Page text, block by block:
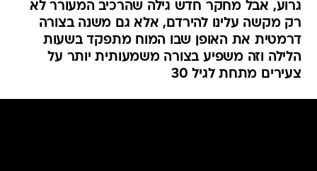
גרוע, אבל מחקר חדש גילה שהרכיב המעורר לא
רק מקשה עלינו להירדם, אלא גם משנה בצורה
דרמטית את האופן שבו המוח מתפקד בשעות
הלילה וזה משפיע בצורה משמעותית יותר על
צעירים מתחת לגיל 30